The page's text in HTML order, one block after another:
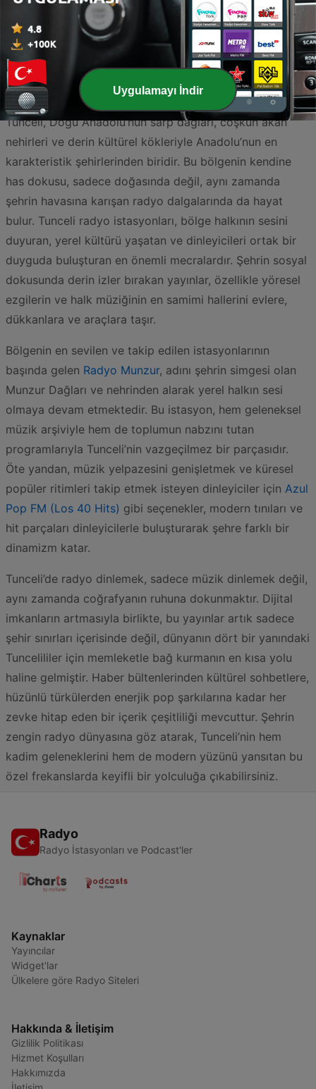
Country Vibes
Tunceli, Doğu Anadolu’nun sarp dağları, coşkun akan
nehirleri ve derin kültürel kökleriyle Anadolu’nun en
karakteristik şehirlerinden biridir. Bu bölgenin kendine
has dokusu, sadece doğasında değil, aynı zamanda
şehrin havasına karışan radyo dalgalarında da hayat
bulur. Tunceli radyo istasyonları, bölge halkının sesini
duyuran, yerel kültürü yaşatan ve dinleyicileri ortak bir
duyguda buluşturan en önemli mecralardır. Şehrin sosyal
dokusunda derin izler bırakan yayınlar, özellikle yöresel
ezgilerin ve halk müziğinin en samimi hallerini evlere,
dükkanlara ve araçlara taşır.
Bölgenin en sevilen ve takip edilen istasyonlarının
başında gelen Radyo Munzur, adını şehrin simgesi olan
Munzur Dağları ve nehrinden alarak yerel halkın sesi
olmaya devam etmektedir. Bu istasyon, hem geleneksel
müzik arşiviyle hem de toplumun nabzını tutan
programlarıyla Tunceli’nin vazgeçilmez bir parçasıdır.
Öte yandan, müzik yelpazesini genişletmek ve küresel
popüler ritimleri takip etmek isteyen dinleyiciler için Azul
Pop FM (Los 40 Hits) gibi seçenekler, modern tınıları ve
hit parçaları dinleyicilerle buluşturarak şehre farklı bir
dinamizm katar.
Tunceli’de radyo dinlemek, sadece müzik dinlemek değil,
aynı zamanda coğrafyanın ruhuna dokunmaktır. Dijital
imkanların artmasıyla birlikte, bu yayınlar artık sadece
şehir sınırları içerisinde değil, dünyanın dört bir yanındaki
Tuncelililer için memleketle bağ kurmanın en kısa yolu
haline gelmiştir. Haber bültenlerinden kültürel sohbetlere,
hüzünlü türkülerden enerjik pop şarkılarına kadar her
zevke hitap eden bir içerik çeşitliliği mevcuttur. Şehrin
zengin radyo dünyasına göz atarak, Tunceli’nin hem
kadim geleneklerini hem de modern yüzünü yansıtan bu
özel frekanslarda keyifli bir yolculuğa çıkabilirsiniz.
Radyo
Radyo İstasyonları ve Podcast'ler
Kaynaklar
Yayıncılar
Widget'lar
Ülkelere göre Radyo Siteleri
Hakkında & İletişim
Gizlilik Politikası
Hizmet Koşulları
Hakkımızda
Uygulamayı İndir